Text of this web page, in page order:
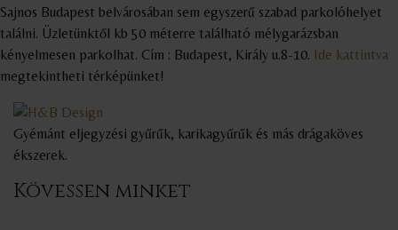
Sajnos Budapest belvárosában sem egyszerű szabad parkolóhelyet
találni. Üzletünktől kb 50 méterre található mélygarázsban
kényelmesen parkolhat. Cím : Budapest, Király u.8-10. Ide kattintva
megtekintheti térképünket!
Gyémánt eljegyzési gyűrűk, karikagyűrűk és más drágaköves
ékszerek.
Kövessen minket